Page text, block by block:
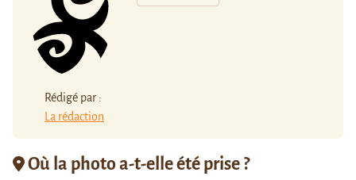
Rédigé par :
La rédaction
Où la photo a-t-elle été prise ?